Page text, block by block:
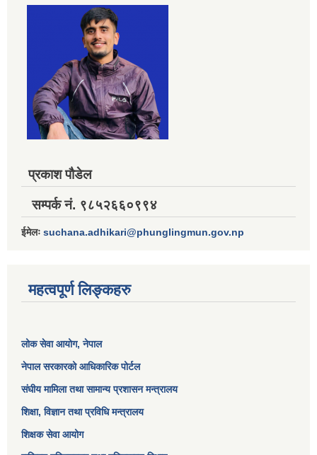
प्रकाश पौडेल
सम्पर्क नं. ९८५२६६०९९४
ईमेलः suchana.adhikari@phunglingmun.gov.np
महत्वपूर्ण लिङ्कहरु
लोक सेवा आयोग, नेपाल
नेपाल सरकारको आधिकारिक पोर्टल
संघीय मामिला तथा सामान्य प्रशासन मन्त्रालय
शिक्षा, विज्ञान तथा प्रविधि मन्त्रालय
शिक्षक सेवा आयोग